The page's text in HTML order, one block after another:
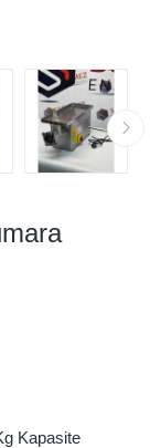
Kapasite